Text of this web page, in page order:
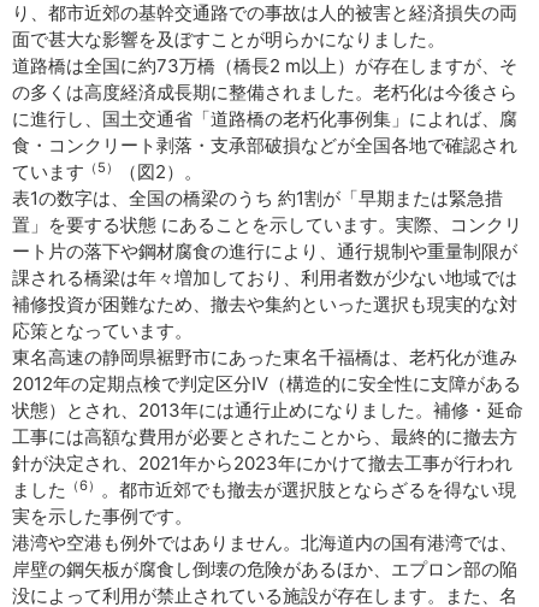
り、都市近郊の基幹交通路での事故は人的被害と経済損失の両
面で甚大な影響を及ぼすことが明らかになりました。
道路橋は全国に約73万橋（橋長2 m以上）が存在しますが、そ
の多くは高度経済成長期に整備されました。老朽化は今後さら
に進行し、国土交通省「道路橋の老朽化事例集」によれば、腐
食・コンクリート剥落・支承部破損などが全国各地で確認され
ています （5）
（図2）。
表1の数字は、全国の橋梁のうち 約1割が「早期または緊急措
置」を要する状態 にあることを示しています。実際、コンクリ
ート片の落下や鋼材腐食の進行により、通行規制や重量制限が
課される橋梁は年々増加しており、利用者数が少ない地域では
補修投資が困難なため、撤去や集約といった選択も現実的な対
応策となっています。
東名高速の静岡県裾野市にあった東名千福橋は、老朽化が進み
2012年の定期点検で判定区分Ⅳ（構造的に安全性に支障がある
状態）とされ、2013年には通行止めになりました。補修・延命
工事には高額な費用が必要とされたことから、最終的に撤去方
針が決定され、2021年から2023年にかけて撤去工事が行われ
ました
（6） 。都市近郊でも撤去が選択肢とならざるを得ない現
実を示した事例です。
港湾や空港も例外ではありません。北海道内の国有港湾では、
岸壁の鋼矢板が腐食し倒壊の危険があるほか、エプロン部の陥
没によって利用が禁止されている施設が存在します。また、名